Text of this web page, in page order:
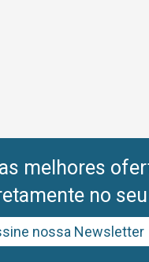
melhores
no
nossa Newsletter